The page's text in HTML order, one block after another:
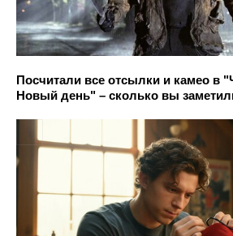
Посчитали все отсылки и камео в
Новый день" – сколько вы